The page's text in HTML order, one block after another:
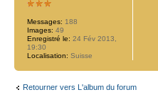
Messages: 188
Images: 49
Enregistré le: 24 Fév 2013,
19:30
Localisation: Suisse
Retourner vers L'album du forum